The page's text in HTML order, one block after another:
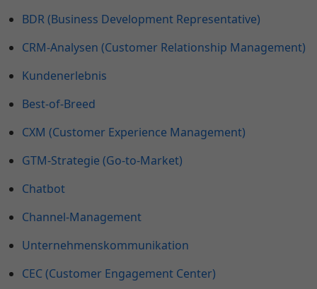
BDR (Business Development Representative)
CRM-Analysen (Customer Relationship Management)
Kundenerlebnis
Best-of-Breed
CXM (Customer Experience Management)
GTM-Strategie (Go-to-Market)
Chatbot
Channel-Management
Unternehmenskommunikation
CEC (Customer Engagement Center)